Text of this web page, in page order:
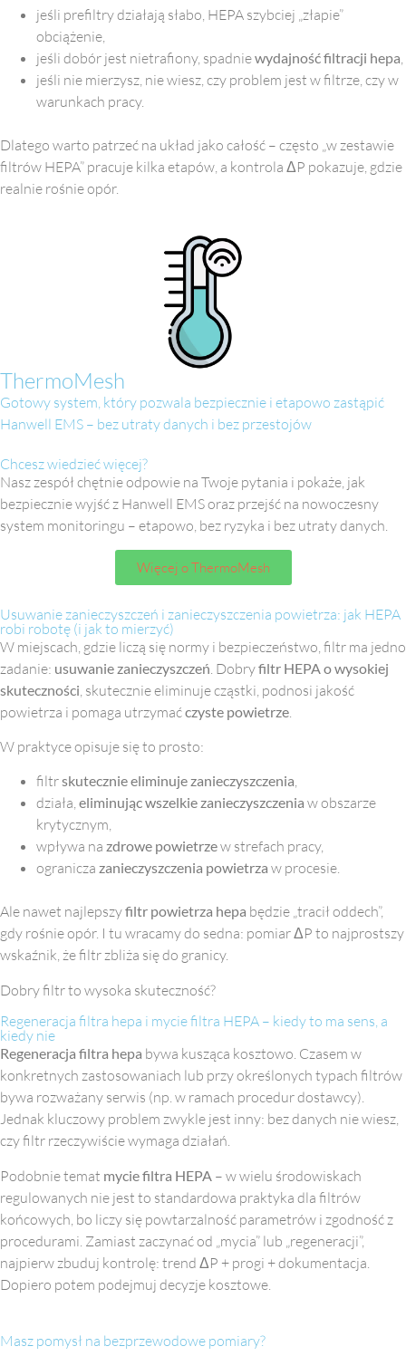
jeśli prefiltry działają słabo, HEPA szybciej „złapie”
obciążenie,
jeśli dobór jest nietrafiony, spadniewydajność filtracji hepa
jeśli nie mierzysz, nie wiesz, czy problem jest w filtrze, czy w
warunkach pracy.
Dlatego warto patrzeć na układ jako całość – często „w zestawie
filtrów HEPA” pracuje kilka etapów, a kontrola ΔP pokazuje, gdzie
realnie rośnie opór.
ThermoMesh
Gotowy system, który pozwala bezpiecznie i etapowo zastąpić
Hanwell EMS – bez utraty danych i bez przestojów
Chcesz wiedzieć więcej?
Nasz zespół chętnie odpowie na Twoje pytania i pokaże, jak
bezpiecznie wyjść z Hanwell EMS oraz przejść na nowoczesny
system monitoringu – etapowo, bez ryzyka i bez utraty danych.
Więcej o ThermoMesh
Usuwanie zanieczyszczeń i zanieczyszczenia powietrza: jak HEPA
robi robotę (i jak to mierzyć)
W miejscach, gdzie liczą się normy i bezpieczeństwo, filtr ma jedno
zadanie: usuwanie zanieczyszczeń . Dobryfiltr HEPA owysokiej
skuteczności , skutecznie eliminuje cząstki, podnosi jakość
powietrza i pomaga utrzymaćczyste powietrze
W praktyce opisuje się to prosto:
filtrskutecznie eliminuje zanieczyszczenia,
działa, eliminując wszelkie zanieczyszczenia w obszarze
krytycznym,
wpływa na zdrowe powietrzew strefach pracy,
ogranicza zanieczyszczenia powietrza w procesie.
Ale nawet najlepszyfiltr powietrza hepa będzie „tracił oddech”,
gdy rośnie opór. I tu wracamy do sedna: pomiar ΔP to najprostszy
wskaźnik, że filtr zbliża się do granicy.
Dobry filtr to wysoka skuteczność?
Regeneracja filtra hepa i mycie filtra HEPA – kiedy to ma sens, a
kiedy nie
Regeneracja filtra hepa bywa kusząca kosztowo. Czasem w
konkretnych zastosowaniach lub przy określonych typach filtrów
bywa rozważany serwis (np. w ramach procedur dostawcy).
Jednak kluczowy problem zwykle jest inny: bez danych nie wiesz,
czy filtr rzeczywiście wymaga działań.
Podobnie temat mycie filtra HEPA – w wielu środowiskach
regulowanych nie jest to standardowa praktyka dla filtrów
końcowych, bo liczy się powtarzalność parametrów i zgodność z
procedurami. Zamiast zaczynać od „mycia” lub „regeneracji”,
najpierw zbuduj kontrolę: trend ΔP + progi + dokumentacja.
Dopiero potem podejmuj decyzje kosztowe.
Masz pomysł na bezprzewodowe pomiary?